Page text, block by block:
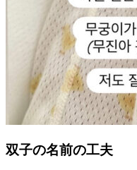
双子の名前の工夫